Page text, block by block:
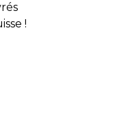
!